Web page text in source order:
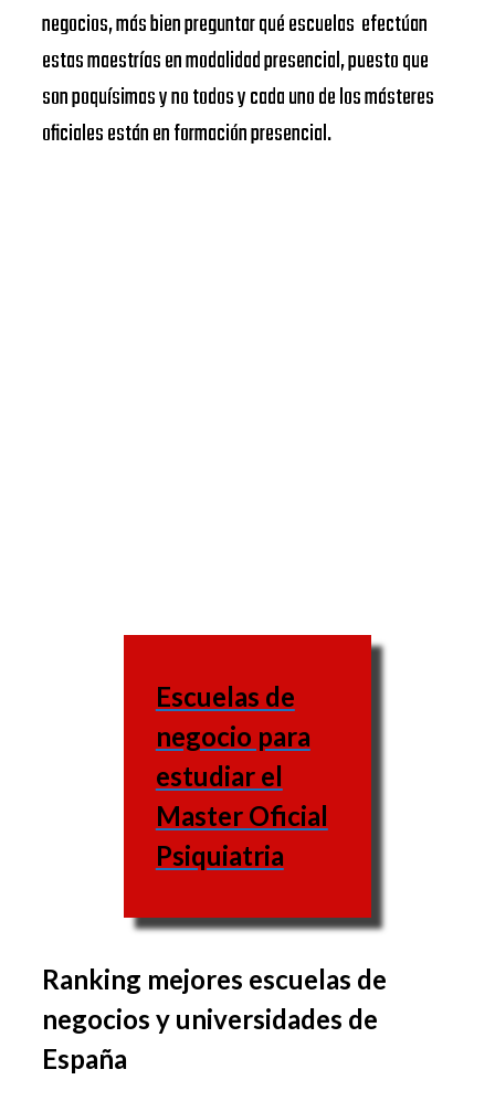
negocios, más bien preguntar qué escuelas efectúan
estas maestrías en modalidad presencial, puesto que
son poquísimas y no todos y cada uno de los másteres
oficiales están en formación presencial.
Escuelas de
negocio para
estudiar el
Master Oficial
Psiquiatria
El grupo de asignaturas
puede variar de una
Ranking mejores escuelas de
negocios y universidades de
España